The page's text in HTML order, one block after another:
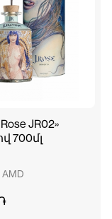
JR02»
700մլ